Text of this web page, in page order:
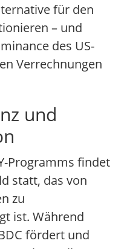
für den
– und
des US-
Verrechnungen
und
Programms findet
statt, das von
zu
ist. Während
fördert und